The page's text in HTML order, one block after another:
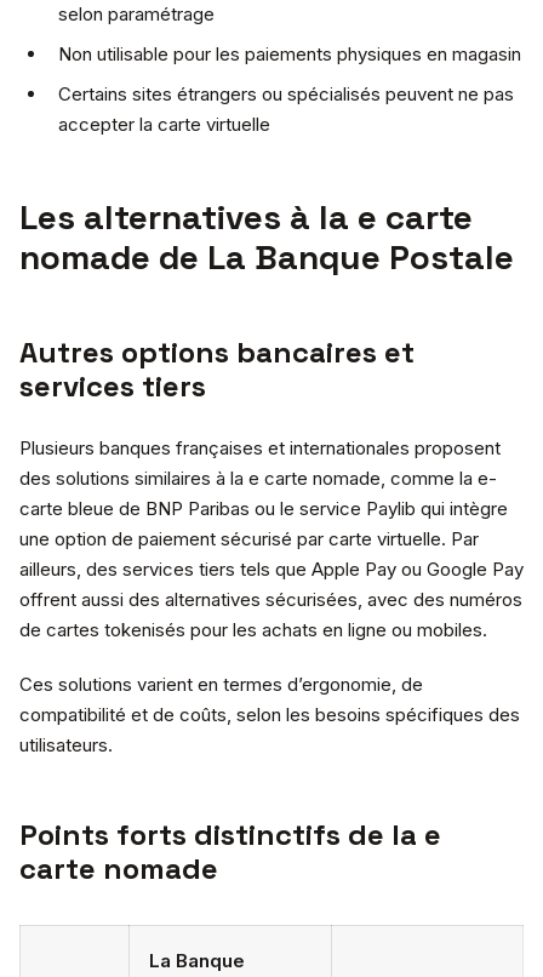
selon paramétrage
Non utilisable pour les paiements physiques en magasin
Certains sites étrangers ou spécialisés peuvent ne pas
accepter la carte virtuelle
Les alternatives à la e carte
nomade de La Banque Postale
Autres options bancaires et
services tiers
Plusieurs banques françaises et internationales proposent
des solutions similaires à la e carte nomade, comme la e-
carte bleue de BNP Paribas ou le service Paylib qui intègre
une option de paiement sécurisé par carte virtuelle. Par
ailleurs, des services tiers tels que Apple Pay ou Google Pay
offrent aussi des alternatives sécurisées, avec des numéros
de cartes tokenisés pour les achats en ligne ou mobiles.
Ces solutions varient en termes d’ergonomie, de
compatibilité et de coûts, selon les besoins spécifiques des
utilisateurs.
Points forts distinctifs de la e
carte nomade
La Banque